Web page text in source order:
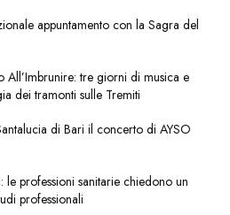
appuntamento con la Sagra del
All’Imbrunire: tre giorni di musica e
dei tramonti sulle Tremiti
di Bari il concerto di AYSO
le professioni sanitarie chiedono un
professionali